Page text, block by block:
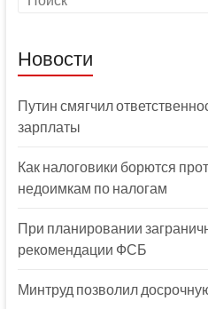
Новости
Путин смягчил
зарплаты
Как налоговики борются
недоимкам по налогам
При планировании
рекомендации ФСБ
Минтруд позволил